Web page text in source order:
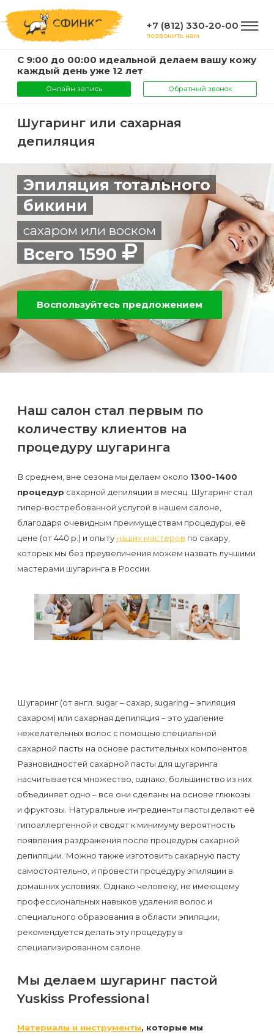
+7 (812) 330-20-00
позвонить нам
С 9:00 до 00:00 идеальной делаем вашу кожу
каждый день уже 12 лет
Онлайн запись Обратный звонок
ГЛАВНАЯ
Услуги
цены
Эпиляция
воском
Шугаринг
Мужская
депиляция
Бикини-
дизайн
О
компании
Мастера
Отзывы
Материалы
и
инструменты
Партнерство
Контакты
ИНФОРМАЦИЯ
Фото
Видео
Вопросы-
ответы
Форум
Карта
ВАЖНО
Подготовка
процедуре
эпиляции
воском
Эпиляция
в
Формула-1
Эпиляция
первый
раз
перед
важным
событием
эпиляции
Что
нужно
знать
перед
визитом
к
косметологу?
Рекомендации
уходу
за
кожей
депиляции
или
КОНТАКТЫ
Шугаринг или сахарная
депиляция
Эпиляция тотального
бикини
сахаром или воском
Всего 1590
Воспользуйтесь предложением
Наш салон стал первым по
количеству клиентов на
процедуру шугаринга
В среднем, вне сезона мы делаем около 1300-1400
процедур сахарной депиляции в месяц. Шугаринг стал
гипер-востребованной услугой в нашем салоне,
благодаря очевидным преимуществам процедуры, её
цене (от 440 р.) и опыту наших мастеров по сахару,
которых мы без преувеличения можем назвать лучшими
мастерами шугаринга в России.
Шугаринг (от англ. sugar – сахар, sugaring – эпиляция
сахаром) или сахарная депиляция – это удаление
нежелательных волос с помощью специальной
сахарной пасты на основе растительных компонентов.
Разновидностей сахарной пасты для шугаринга
насчитывается множество, однако, большинство из них
объединяет одно – все они сделаны на основе глюкозы
и фруктозы. Натуральные ингредиенты пасты делают её
гипоаллергенной и сводят к минимуму вероятность
появления раздражения после процедуры сахарной
депиляции. Можно также изготовить сахарную пасту
самостоятельно, и провести процедуру эпиляции в
домашних условиях. Однако человеку, не имеющему
профессиональных навыков удаления волос и
специального образования в области эпиляции,
рекомендуется делать эту процедуру в
специализированном салоне.
Мы делаем шугаринг пастой
Yuskiss Professional
Материалы и инструменты, которые мы